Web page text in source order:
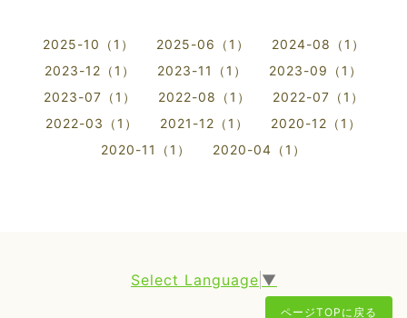
2025-10（1） 2025-06（1）
2024-08（1）
2023-12（1）
2023-11（1）
2023-09（1）
2023-07（1）
2022-08（1）
2022-07（1）
2022-03（1）
2021-12（1）
2020-12（1）
2020-11（1）
2020-04（1）
Select Language ▼
ページTOPに戻る